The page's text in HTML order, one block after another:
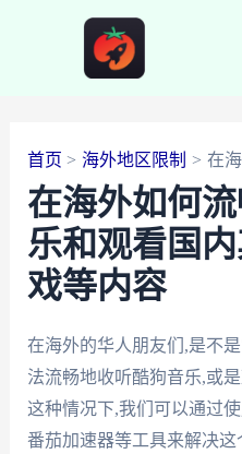
首页 海外地区限制 在
在海外如何
乐和观看国
戏等内容
在海外的华人朋友们,是不
法流畅地收听酷狗音乐,或
这种情况下,我们可以通过
番茄加速器等工具来解决